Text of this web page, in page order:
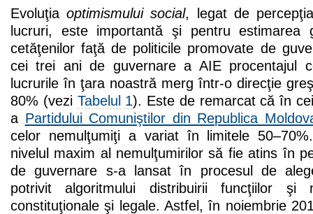
Evoluţiaoptimismului social, legat de
lucruri, este importantă şi pentru estimarea
cetăţenilor faţă de politicile promovate de
cei trei ani de guvernare a AIE procentajul
lucrurile în ţara noastră merg într-o direcţie
80% (vezi Tabelul 1). Este de remarcat că în
a Partidului Comuniştilor din Republica
celor nemulţumiţi a variat în limitele
nivelul maxim al nemulţumirilor să fie atins în
de guvernare s-a lansat în procesul de
potrivit algoritmului distribuirii funcţiilor şi
constituţionale şi legale. Astfel, în noiembrie